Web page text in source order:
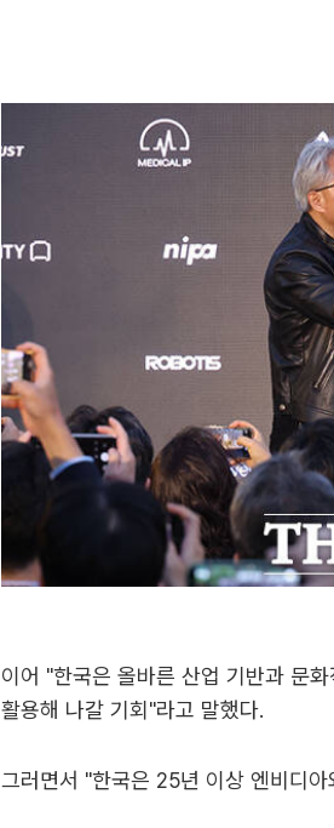
이어 "한국은 올바른 산업 기반과 문
활용해 나갈 기회"라고 말했다.
그러면서 "한국은 25년 이상 엔비디